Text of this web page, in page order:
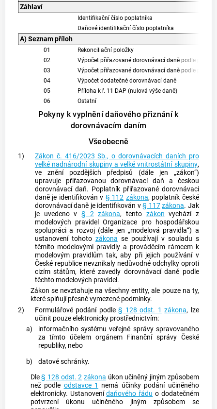
Záhlaví
Identifikační číslo poplatníka
Daňové identifikační číslo poplatníka
A) Seznam příloh
01
Rekonciliační položky
02
Výpočet přiřazované dorovnávací daně podle
03
Výpočet přiřazované dorovnávací daně podle
04
Výpočet dodatečné dorovnávací daně
05
Příloha k ř. 11 DAP (nulová výše daně)
06
Ostatní
Pokyny k vyplnění daňového přiznání k
dorovnávacím daním
Všeobecně
1)
Zákon č. 416/2023 Sb., o dorovnávacích daních pro
velké nadnárodní skupiny a velké vnitrostátní skupiny,
ve znění pozdějších předpisů (dále jen „zákon“)
upravuje přiřazovanou dorovnávací daň a českou
dorovnávací daň. Poplatník přiřazované dorovnávací
daně je identifikován v § 112 zákona, poplatník české
dorovnávací daně je identifikován v§ 117 zákona. Jak
je uvedeno v § 2 zákona, tento zákon vychází z
modelových pravidel Organizace pro hospodářskou
spolupráci a rozvoj (dále jen „modelová pravidla“) a
ustanovení tohoto zákona se používají v souladu s
těmito modelovými pravidly a prováděcím rámcem k
modelovým pravidlům tak, aby při jejich používání v
České republice nevznikaly nedůvodné odchylky oproti
cizím státům, které zavedly dorovnávací daně podle
těchto modelových pravidel.
Zákon se nevztahuje na všechny entity, ale pouze na ty,
které splňují přesně vymezené podmínky.
2)
Formulářové podání podle§ 128 odst. 1 zákona, lze
učinit pouze elektronicky prostřednictvím:
a)
informačního systému veřejné správy spravovaného
za tímto účelem orgánem Finanční správy České
republiky, nebo
b)
datové schránky.
Dle§ 128 odst. 2 zákona úkon učiněný jiným způsobem
než podle odstavce 1 nemá účinky podání učiněného
elektronicky. Ustanovenídaňového řádu o dodatečném
potvrzení úkonu učiněného jiným způsobem se